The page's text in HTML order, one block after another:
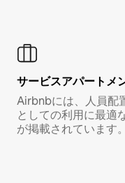
サービスアパートメ
Airbnbには、人員配
としての利用に最適
が掲載されています。